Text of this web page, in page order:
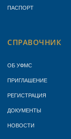
ПАСПОРТ
СПРАВОЧНИК
ОБ УФМС
ПРИГЛАШЕНИЕ
РЕГИСТРАЦИЯ
ДОКУМЕНТЫ
НОВОСТИ